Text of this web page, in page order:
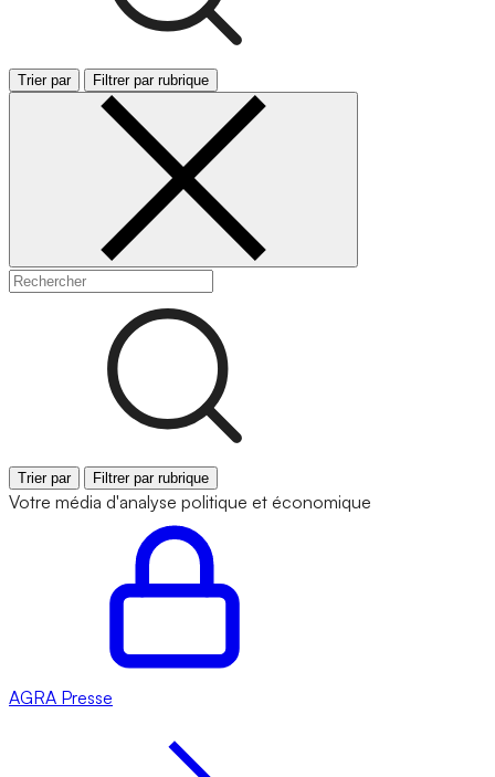
Trier par Filtrer par rubrique
Trier par Filtrer par rubrique
Votre média d'analyse politique et économique
AGRA Presse